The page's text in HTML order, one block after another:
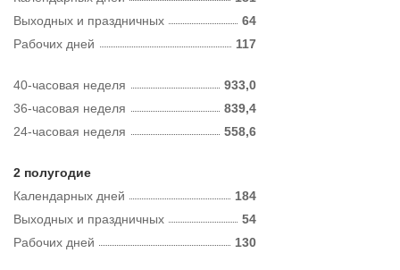
Рабочих дней 117
Выходных и праздничных 64
40-часовая неделя
933,0
36-часовая неделя
839,4
24-часовая неделя
558,6
2 полугодие
Календарных дней
184
Рабочих дней 130
Выходных и праздничных 54